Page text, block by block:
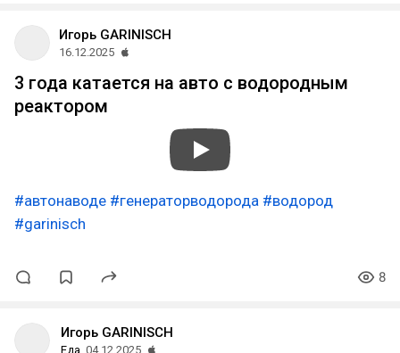
Игорь GARINISCH
16.12.2025
3 года катается на авто с водородным
реактором
#автонаводе #генераторводорода #водород
#garinisch
8
Игорь GARINISCH
Еда 04.12.2025